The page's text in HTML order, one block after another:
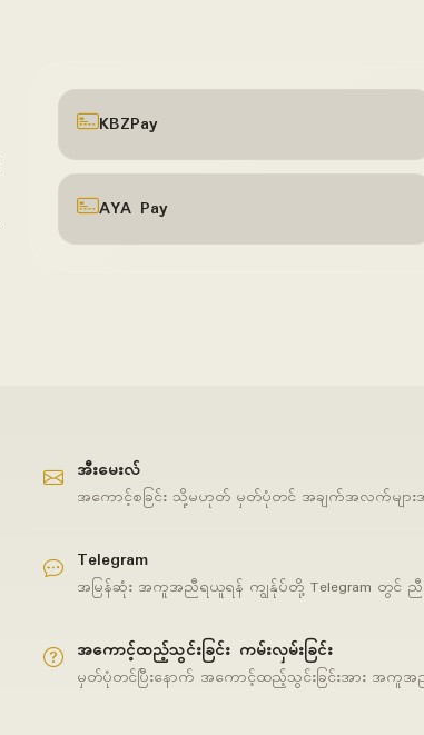
KBZPay
AYA Pay
အီးမေးလ်
အကောင့်စခြင်း သို့မဟုတ် မှတ်ပုံတင် အချက်အလက်များအကြ
Telegram
အမြန်ဆုံး အကူအညီရယူရန် ကျွန်ုပ်တို့ Telegram တွင်
အကောင့်ထည့်သွင်းခြင်း ကမ်းလှမ်းခြင်း
မှတ်ပုံတင်ပြီးနောက် အကောင့်ထည့်သွင်းခြင်းအား